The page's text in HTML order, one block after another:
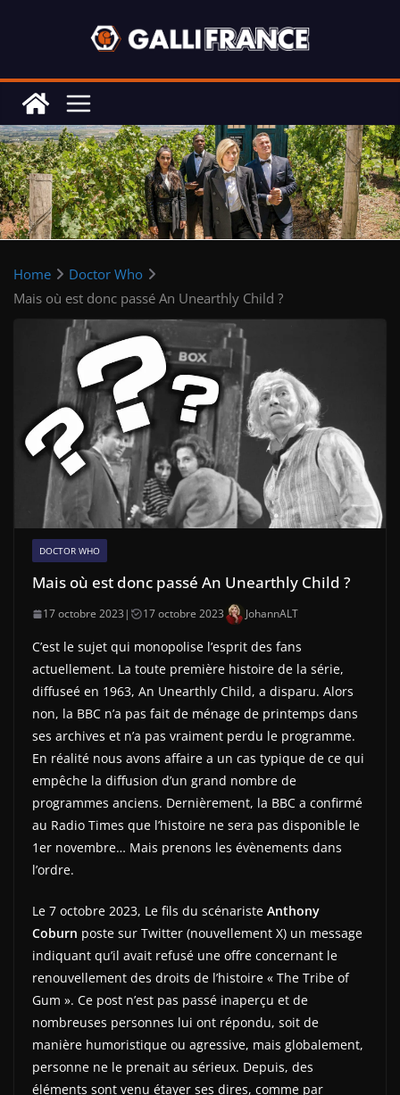
Home
Doctor Who
Mais où est donc passé An Unearthly Child ?
DOCTOR WHO
Mais où est donc passé An Unearthly Child ?
17 octobre 2023 | 17 octobre 2023 JohannALT
C’est le sujet qui monopolise l’esprit des fans
actuellement. La toute première histoire de la série,
diffuseé en 1963, An Unearthly Child, a disparu. Alors
non, la BBC n’a pas fait de ménage de printemps dans
ses archives et n’a pas vraiment perdu le programme.
En réalité nous avons affaire a un cas typique de ce qui
empêche la diffusion d’un grand nombre de
programmes anciens. Dernièrement, la BBC a confirmé
au Radio Times que l’histoire ne sera pas disponible le
1er novembre… Mais prenons les évènements dans
l’ordre.
Le 7 octobre 2023, Le fils du scénariste Anthony
Coburn poste sur Twitter (nouvellement X) un message
indiquant qu’il avait refusé une offre concernant le
renouvellement des droits de l’histoire « The Tribe of
Gum ». Ce post n’est pas passé inaperçu et de
nombreuses personnes lui ont répondu, soit de
manière humoristique ou agressive, mais globalement,
personne ne le prenait au sérieux. Depuis, des
éléments sont venu étayer ses dires, comme par